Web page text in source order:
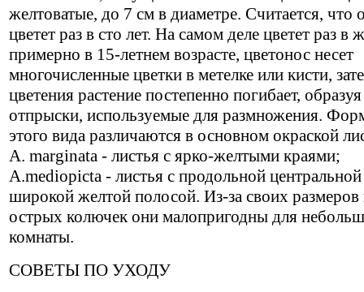
желтоватые, до 7 см в диаметре. Считается, что
цветет раз в сто лет. На самом деле цветет раз в
примерно в 15-летнем возрасте, цветонос несет
многочисленные цветки в метелке или кисти,
цветения растение постепенно погибает, образуя
отпрыски, используемые для размножения.
этого вида различаются в основном окраской
A. marginata - листья с ярко-желтыми краями;
A.mediopicta - листья с продольной центральной
широкой желтой полосой. Из-за своих размеров
острых колючек они малопригодны для
комнаты.
СОВЕТЫ ПО УХОДУ